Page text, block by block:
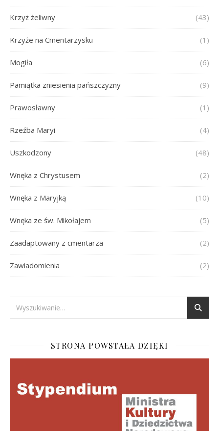
Krzyż żeliwny (43)
Krzyże na Cmentarzysku (1)
Mogiła (6)
Pamiątka zniesienia pańszczyzny (9)
Prawosławny (1)
Rzeźba Maryi (4)
Uszkodzony (48)
Wnęka z Chrystusem (2)
Wnęka z Maryjką (10)
Wnęka ze św. Mikołajem (5)
Zaadaptowany z cmentarza (2)
Zawiadomienia (2)
STRONA POWSTAŁA DZIĘKI